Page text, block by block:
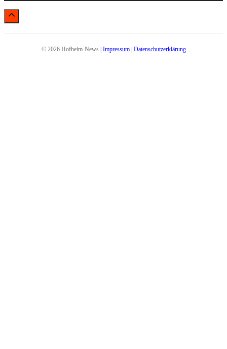
© 2026 Hofheim-News | Impressum| Datenschutzerklärung